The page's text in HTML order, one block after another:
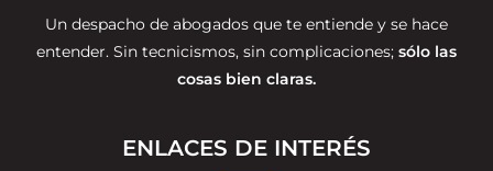
Un despacho de abogados que te entiende y se hace
entender. Sin tecnicismos, sin complicaciones; sólo las
cosas bien claras.
ENLACES DE INTERÉS